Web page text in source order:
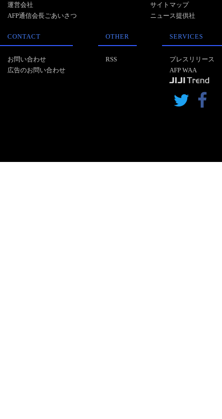
運営会社
AFP通信会長ごあいさつ
サイトマップ
ニュース提供社
CONTACT
お問い合わせ
広告のお問い合わせ
OTHER
RSS
SERVICES
プレスリリース
AFP WAA